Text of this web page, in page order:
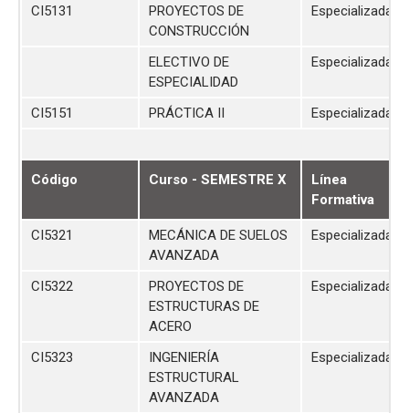
CI5131
PROYECTOS DE
CONSTRUCCIÓN
Especializada
ELECTIVO DE
ESPECIALIDAD
Especializada
CI5151 PRÁCTICA II Especializada
Código Curso - SEMESTRE X
Línea
Formativa
CI5321
MECÁNICA DE SUELOS
AVANZADA
Especializada
CI5322
PROYECTOS DE
ESTRUCTURAS DE
ACERO
Especializada
CI5323
INGENIERÍA
ESTRUCTURAL
AVANZADA
Especializada